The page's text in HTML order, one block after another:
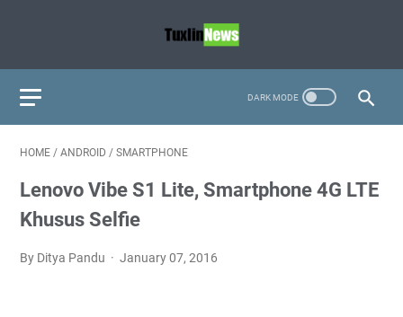
HOME / ANDROID / SMARTPHONE
Lenovo Vibe S1 Lite, Smartphone 4G LTE
Khusus Selfie
By Ditya Pandu January 07, 2016